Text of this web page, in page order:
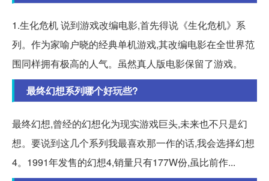
1.生化危机 说到游戏改编电影,首先得说《生化危机》系
列。作为家喻户晓的经典单机游戏,其改编电影在全世界范
围同样拥有极高的人气。虽然真人版电影保留了游戏。
最终幻想系列哪个好玩些?
最终幻想,曾经的幻想化为现实游戏巨头,未来也不只是幻
想。要说到这几个系列我最喜欢那一作的话,我会选择幻想
4。1991年发售的幻想4,销量只有177W份,虽比前作...